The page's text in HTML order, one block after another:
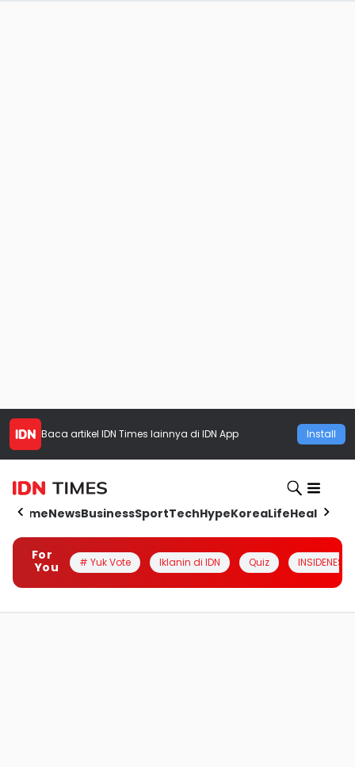
Baca artikel IDN Times lainnya di IDN App Install
HomeNewsBusinessSportTechHypeKoreaLifeHealth
For
You
# Yuk Vote Iklanin di IDN Quiz INSIDENESIA